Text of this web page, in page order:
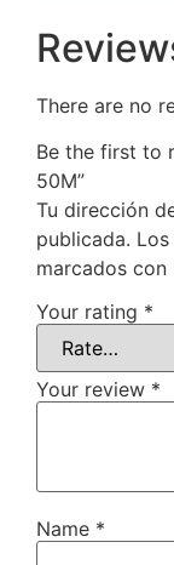
There are no
Be the first to
50M”
Tu dirección
publicada.
marcados con
Your rating *
Your review *
Name *